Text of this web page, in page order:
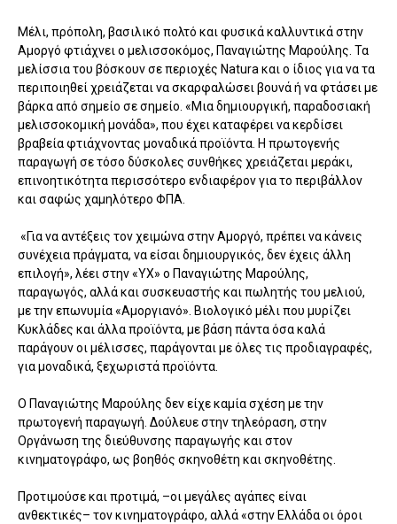
Μέλι, πρόπολη, βασιλικό πολτό και φυσικά καλλυντικά στην
Αμοργό φτιάχνει ο μελισσοκόμος, Παναγιώτης Μαρούλης. Τα
μελίσσια του βόσκουν σε περιοχές Natura και ο ίδιος για να τα
περιποιηθεί χρειάζεται να σκαρφαλώσει βουνά ή να φτάσει με
βάρκα από σημείο σε σημείο. «Μια δημιουργική, παραδοσιακή
μελισσοκομική μονάδα», που έχει καταφέρει να κερδίσει
βραβεία φτιάχνοντας μοναδικά προϊόντα. Η πρωτογενής
παραγωγή σε τόσο δύσκολες συνθήκες χρειάζεται μεράκι,
επινοητικότητα περισσότερο ενδιαφέρον για το περιβάλλον
και σαφώς χαμηλότερο ΦΠΑ.
«Για να αντέξεις τον χειμώνα στην Αμοργό, πρέπει να κάνεις
συνέχεια πράγματα, να είσαι δημιουργικός, δεν έχεις άλλη
επιλογή», λέει στην «ΥΧ» ο Παναγιώτης Μαρούλης,
παραγωγός, αλλά και συσκευαστής και πωλητής του μελιού,
με την επωνυμία «Αμοργιανό». Βιολογικό μέλι που μυρίζει
Κυκλάδες και άλλα προϊόντα, με βάση πάντα όσα καλά
παράγουν οι μέλισσες, παράγονται με όλες τις προδιαγραφές,
για μοναδικά, ξεχωριστά προϊόντα.
Ο Παναγιώτης Μαρούλης δεν είχε καμία σχέση με την
πρωτογενή παραγωγή. Δούλευε στην τηλεόραση, στην
Οργάνωση της διεύθυνσης παραγωγής και στον
κινηματογράφο, ως βοηθός σκηνοθέτη και σκηνοθέτης.
Προτιμούσε και προτιμά, –οι μεγάλες αγάπες είναι
ανθεκτικές– τον κινηματογράφο, αλλά «στην Ελλάδα οι όροι